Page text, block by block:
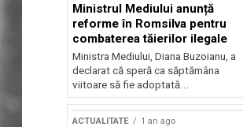
Ministrul Mediului anunță
reforme în Romsilva pentru
combaterea tăierilor ilegale
Ministra Mediului, Diana Buzoianu, a
declarat că speră ca săptămâna
viitoare să fie adoptată...
ACTUALITATE 1 an ago